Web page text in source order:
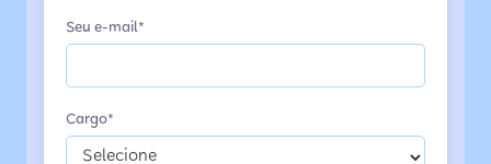
Seu e-mail*
Cargo*